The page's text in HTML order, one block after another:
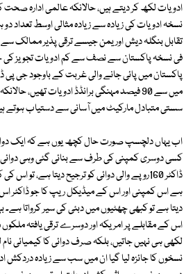
ادویات لکھ کر دیتے ہیں، حالانکہ عالمی ادارہ
نسخہ ادویات کی زیادہ سے زیادہ مثالی اوسط تعداد
تقابل بنگلہ دیش اور یمن جیسے ترقی پذیر ممالک سے
فی نسخہ پاکستان سے نصف سے کم ادویات تجویز کی
پاکستان میں پائی جانے والی غربت کے باوجود جی پی
میں سے 90 فیصد مہنگی برانڈڈ ادویات تھیں،
سستی متبادل مارکیٹ میں آسانی سے دستیاب ہوتے
ڈاکٹر 160روپے والی دوائی کو ترجیح دیتا ہے، تو
ہے اس کمپنی اور اس کے میڈیکل ریپ کا جو
دیتا ہے تو کبھی چھٹیوں میں دبئی کی سیر کرواتا
اس کے مقابلے پر امریکہ اور دوسرے ترقی یافتہ
لکھی ہی نہیں جاتیں، بلکہ صرف دوائی کا کیمیائی
نسخوں کا جائزہ لیا گیا ان میں سب سے زیادہ دردکش